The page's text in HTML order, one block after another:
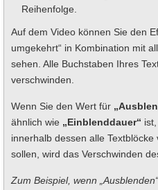
Reihenfolge.
Auf dem Video können Sie den
umgekehrt“ in Kombination mit
sehen. Alle Buchstaben Ihres
verschwinden.
Wenn Sie den Wert für
ähnlich wie „Einblenddauer“
innerhalb dessen alle
sollen, wird das Verschwinden
Zum Beispiel, wenn